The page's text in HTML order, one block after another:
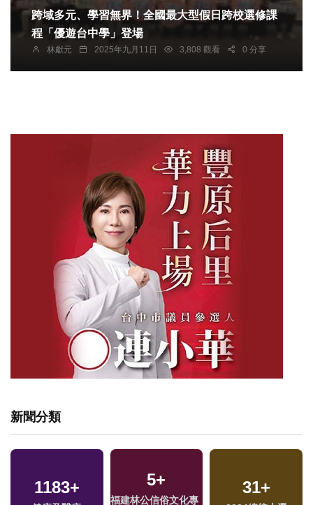
跨域多元、學習無界！全國最大型假日跨校選修課
程「優遊台中學」登場
林獻元 2025年九月11日 3,808 觀看 0 分享
新聞分類
1183+ 5+
福建林公信俗文化專
31+
143+ 3386 9+
兩岸佛教文化交流專